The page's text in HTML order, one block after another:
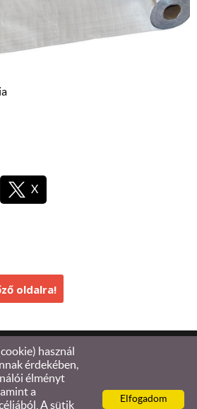
X
oldalra!
Euro Kft.-bádogos bolt
lAdatkezelési tájékoztatól
Impresszum
Elfogadom
használ
érdekében,
élményt
a
A sütik